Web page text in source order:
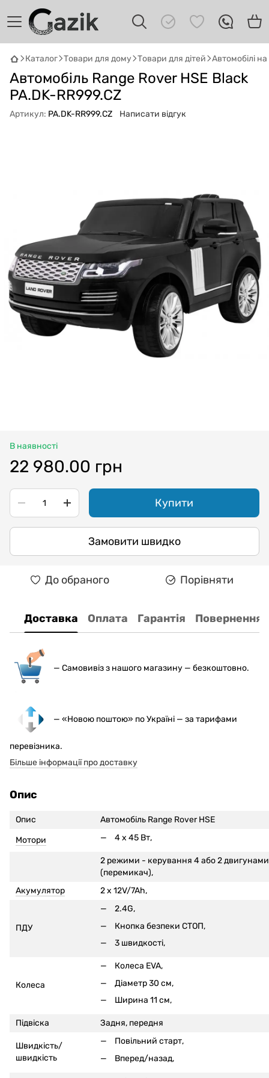
Каталог Товари для дому Товари для дітей Автомобілі
Автомобіль Range Rover HSE Black
PA.DK-RR999.CZ
Артикул: PA.DK-RR999.CZ Написати відгук
В наявності
22 980.00 грн
Купити
Замовити швидко
До обраного Порівняти
Доставка Оплата Гарантія Повернення
— Самовивіз з нашого магазину — безкоштовно.
— «Новою поштою» по Україні — за тарифами
перевізника.
Більше інформації про доставку
Опис
Опис
Автомобіль Range Rover HSE
Мотори
4 x 45 Вт,
2 режими - керування 4 або 2 двигунами
(перемикач),
Акумулятор
2 x 12V/7Ah,
ПДУ
2.4G,
Кнопка безпеки СТОП,
3 швидкості,
Колеса
Колеса EVA,
Діаметр 30 см,
Ширина 11 см,
Підвіска Задня, передня
Швидкість/
швидкість
Повільний старт,
Вперед/назад,
GAZIKAI
Онлайн · пошук техніки
Привіт! 👋 Я Gazik AI — допоможу